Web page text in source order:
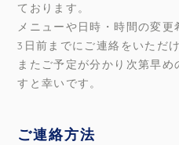
ております。
メニューや日時・時間の変更
3日前までにご連絡をいただ
またご予定が分かり次第早
すと幸いです。
ご連絡方法